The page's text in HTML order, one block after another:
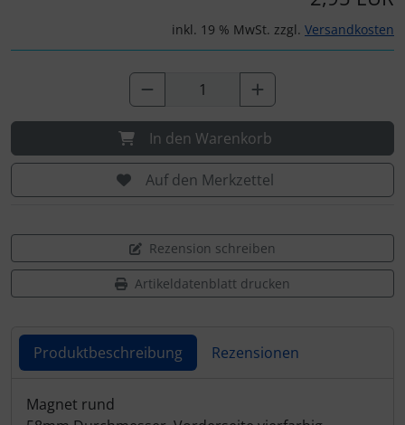
inkl. 19 % MwSt. zzgl. Versandkosten
In den Warenkorb
Auf den Merkzettel
Rezension schreiben
Artikeldatenblatt drucken
Produktbeschreibung Rezensionen
Produktbeschreibung
Magnet rund